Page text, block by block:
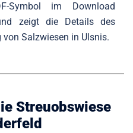
Symbol im Download
zeigt die Details des
Salzwiesen in Ulsnis.
Streuobswiese